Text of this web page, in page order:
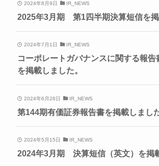
2024年8月9日 IR_NEWS
2025年3月期 第1四半期決算短信を掲
2024年7月1日 IR_NEWS
コーポレートガバナンスに関する報
を掲載しました。
2024年6月28日 IR_NEWS
第144期有価証券報告書を掲載しました
2024年5月15日 IR_NEWS
2024年3月期 決算短信（英文）を掲